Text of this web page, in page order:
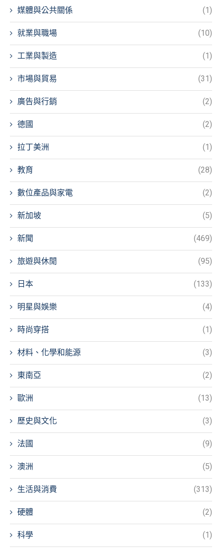
媒體與公共關係 (1)
就業與職場 (10)
工業與製造 (1)
市場與貿易 (31)
廣告與行銷 (2)
德國 (2)
拉丁美洲 (1)
教育 (28)
數位產品與家電 (2)
新加坡 (5)
新聞 (469)
旅遊與休閒 (95)
日本 (133)
明星與娛樂 (4)
時尚穿搭 (1)
材料、化學和能源 (3)
東南亞 (2)
歐洲 (13)
歷史與文化 (3)
法國 (9)
澳洲 (5)
生活與消費 (313)
硬體 (2)
科學 (1)